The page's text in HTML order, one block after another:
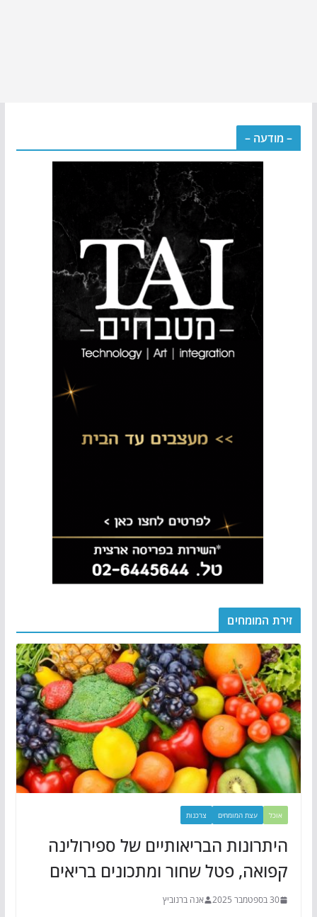
– מודעה –
זירת המומחים
אוכל עצת המומחים צרכנות
היתרונות הבריאותיים של ספירולינה
קפואה, פטל שחור ומתכונים בריאים
30 בספטמבר 2025 אנה ברנוביץ